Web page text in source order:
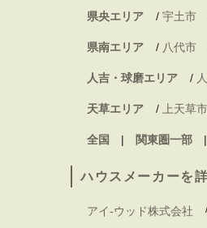
県央エリア / 宇土市
県南エリア / 八代市
人吉・球磨エリア /
天草エリア / 上天草市
全国 関東圏一部
ハウスメーカーを
アイ-ウッド株式会社